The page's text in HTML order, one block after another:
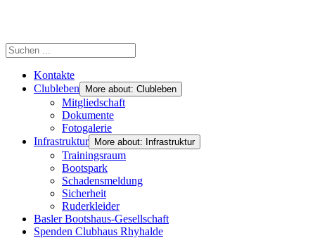
Kontakte
Clubleben
More about: Clubleben
Mitgliedschaft
Dokumente
Fotogalerie
Infrastruktur
More about: Infrastruktur
Trainingsraum
Bootspark
Schadensmeldung
Sicherheit
Ruderkleider
Basler Bootshaus-Gesellschaft
Spenden Clubhaus Rhyhalde